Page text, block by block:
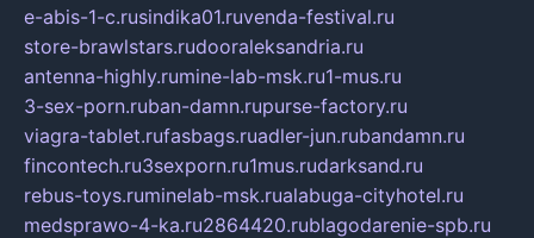
e-abis-1-c.rusindika01.ruvenda-festival.ru
store-brawlstars.rudooraleksandria.ru
antenna-highly.rumine-lab-msk.ru1-mus.ru
3-sex-porn.ruban-damn.rupurse-factory.ru
viagra-tablet.rufasbags.ruadler-jun.rubandamn.ru
fincontech.ru3sexporn.ru1mus.rudarksand.ru
rebus-toys.ruminelab-msk.rualabuga-cityhotel.ru
medsprawo-4-ka.ru2864420.rublagodarenie-spb.ru